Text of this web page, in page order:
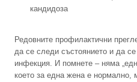
кандидоза
Редовните профилактични
да се следи състоянието и да
инфекция. И помнете – няма
което за една жена е нормално,